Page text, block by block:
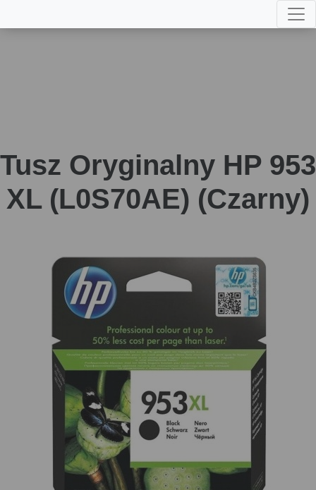
Tusz Oryginalny HP 953
XL (L0S70AE) (Czarny)